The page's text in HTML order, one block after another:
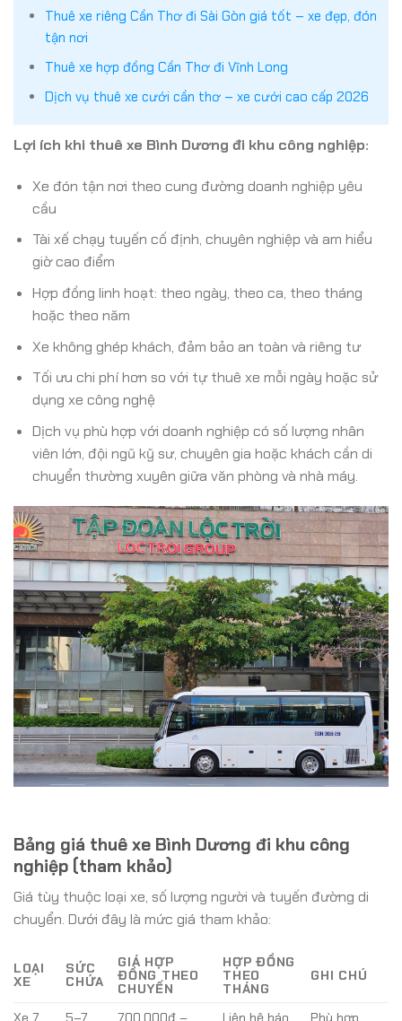
Thuê xe riêng Cần Thơ đi Sài Gòn giá tốt – xe đẹp, đón
tận nơi
Thuê xe hợp đồng Cần Thơ đi Vĩnh Long
Dịch vụ thuê xe cưới cần thơ – xe cưới cao cấp 2026
Lợi ích khi thuê xe Bình Dương đi khu công nghiệp:
Xe đón tận nơi theo cung đường doanh nghiệp yêu
cầu
Tài xế chạy tuyến cố định, chuyên nghiệp và am hiểu
giờ cao điểm
Hợp đồng linh hoạt: theo ngày, theo ca, theo tháng
hoặc theo năm
Xe không ghép khách, đảm bảo an toàn và riêng tư
Tối ưu chi phí hơn so với tự thuê xe mỗi ngày hoặc sử
dụng xe công nghệ
Dịch vụ phù hợp với doanh nghiệp có số lượng nhân
viên lớn, đội ngũ kỹ sư, chuyên gia hoặc khách cần di
chuyển thường xuyên giữa văn phòng và nhà máy.
Bảng giá thuê xe Bình Dương đi khu công
nghiệp (tham khảo)
Giá tùy thuộc loại xe, số lượng người và tuyến đường di
chuyển. Dưới đây là mức giá tham khảo:
LOẠI
XE
SỨC
CHỨA
GIÁ HỢP
ĐỒNG THEO
CHUYẾN
HỢP ĐỒNG
THEO
THÁNG
GHI CHÚ
Xe 7 5–7 700.000đ – Liên hệ báo Phù hợp